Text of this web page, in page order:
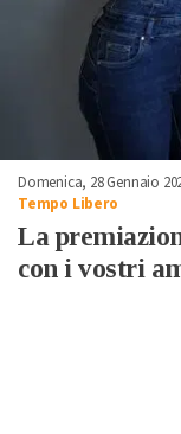
Domenica, 28 Gennaio
Tempo Libero
La
con i vostri